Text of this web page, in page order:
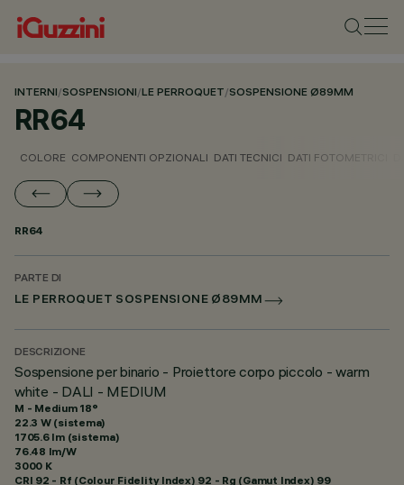
INTERNI/SOSPENSIONI/LE PERROQUET/SOSPENSIONE Ø89MM
RR64
COLORE COMPONENTI OPZIONALI DATI TECNICI DATI FOTOMETRICI
RR64
PARTE DI
LE PERROQUET SOSPENSIONE Ø89MM
DESCRIZIONE
Sospensione per binario - Proiettore corpo piccolo - warm
white - DALI - MEDIUM
M - Medium 18°
22.3 W (sistema)
1705.6 lm (sistema)
76.48 lm/W
3000 K
CRI 92 - Rf (Colour Fidelity Index) 92 - Rg (Gamut Index) 99